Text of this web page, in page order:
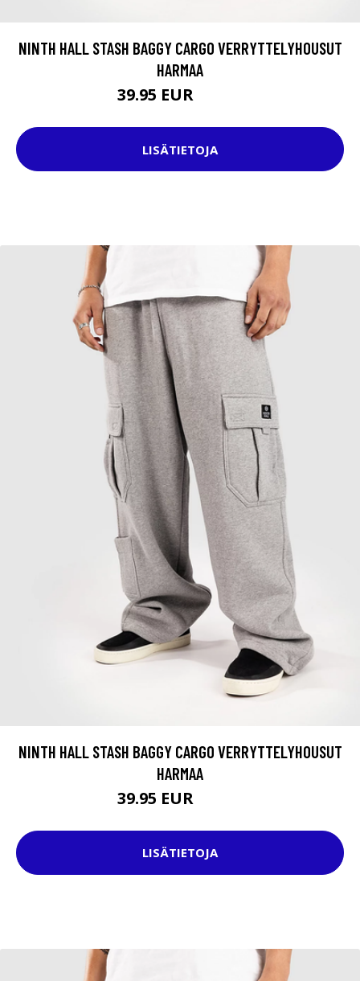
NINTH HALL STASH BAGGY CARGO VERRYTTELYHOUSUT
HARMAA
39.95 EUR
LISÄTIETOJA
NINTH HALL STASH BAGGY CARGO VERRYTTELYHOUSUT
HARMAA
39.95 EUR
LISÄTIETOJA